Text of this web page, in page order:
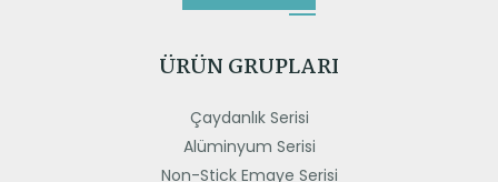
ÜRÜN GRUPLARI
Çaydanlık Serisi
Alüminyum Serisi
Non-Stick Emaye Serisi